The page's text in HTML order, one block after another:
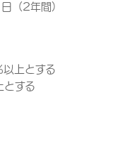
（2年間）
上とする
する